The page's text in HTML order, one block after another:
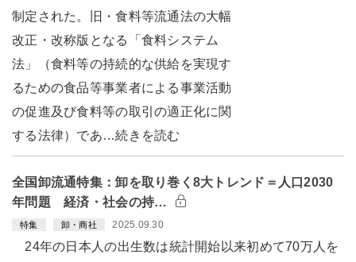
制定された。旧・食料等流通法の大幅
改正・改称版となる「食料システム
法」（食料等の持続的な供給を実現す
るための食品等事業者による事業活動
の促進及び食料等の取引の適正化に関
する法律）であ…続きを読む
全国卸流通特集：卸を取り巻く8大トレンド＝人口2030
年問題 経済・社会の持…
特集 卸・商社 2025.09.30
24年の日本人の出生数は統計開始以来初めて70万人を